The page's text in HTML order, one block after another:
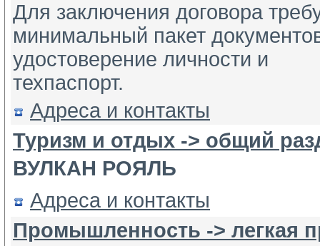
Для заключения договора
минимальный пакет
удостоверение личности и
техпаспорт.
Адреса и контакты
Туризм и отдых -> общий
ВУЛКАН РОЯЛЬ
Адреса и контакты
Промышленность -> легкая